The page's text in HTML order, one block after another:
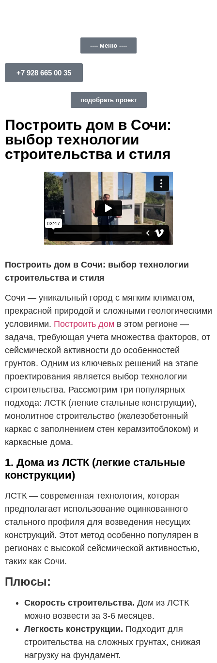
---- меню ----
+7 928 665 00 35
подобрать проект
Построить дом в Сочи:
выбор технологии
строительства и стиля
Построить дом в Сочи: выбор технологии
строительства и стиля
Сочи — уникальный город с мягким климатом,
прекрасной природой и сложными геологическими
условиями. Построить дом в этом регионе —
задача, требующая учета множества факторов, от
сейсмической активности до особенностей
грунтов. Одним из ключевых решений на этапе
проектирования является выбор технологии
строительства. Рассмотрим три популярных
подхода: ЛСТК (легкие стальные конструкции),
монолитное строительство (железобетонный
каркас с заполнением стен керамзитоблоком) и
каркасные дома.
1. Дома из ЛСТК (легкие стальные
конструкции)
ЛСТК — современная технология, которая
предполагает использование оцинкованного
стального профиля для возведения несущих
конструкций. Этот метод особенно популярен в
регионах с высокой сейсмической активностью,
таких как Сочи.
Плюсы:
Скорость строительства. Дом из ЛСТК
можно возвести за 3-6 месяцев.
Легкость конструкции. Подходит для
строительства на сложных грунтах, снижая
нагрузку на фундамент.